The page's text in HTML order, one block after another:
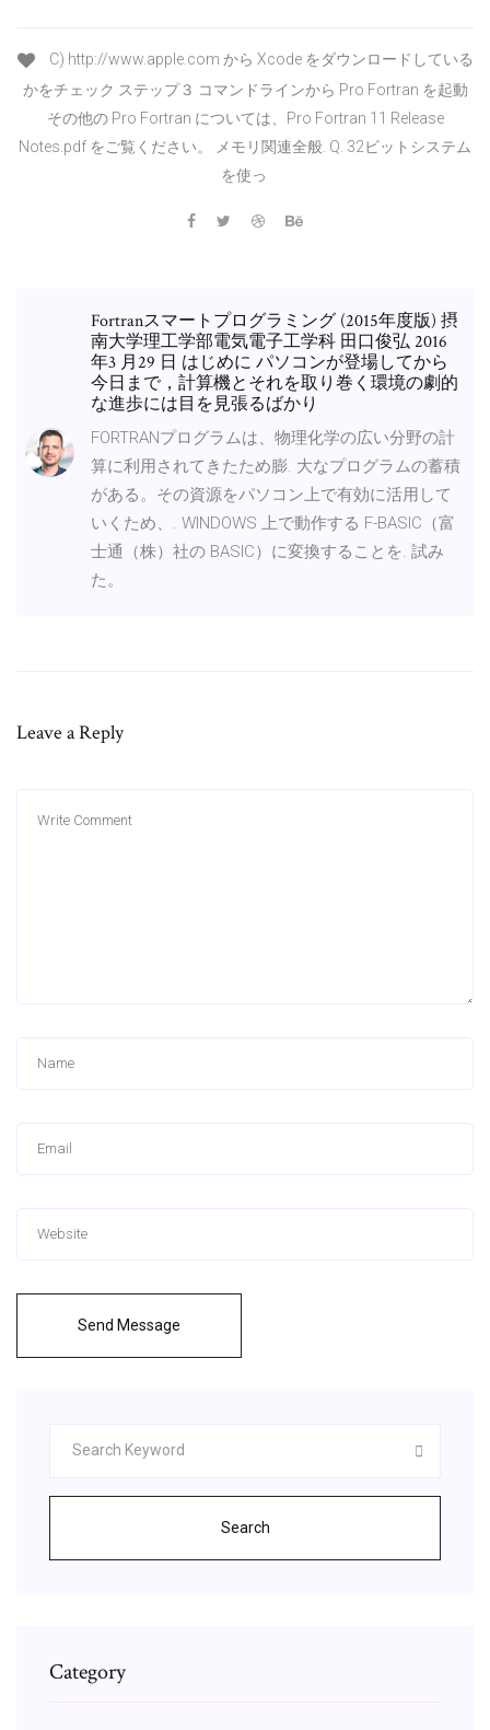
C) http://www.apple.com から Xcode をダウンロードしている
かをチェック ステップ３ コマンドラインから Pro Fortran を起動
その他の Pro Fortran については、Pro Fortran 11 Release
Notes.pdf をご覧ください。 メモリ関連全般. Q. 32ビットシステム
を使っ
Fortranスマートプログラミング (2015年度版) 摂
南大学理工学部電気電子工学科 田口俊弘 2016
年3 月29 日 はじめに パソコンが登場してから
今日まで，計算機とそれを取り巻く環境の劇的
な進歩には目を見張るばかり
FORTRANプログラムは、物理化学の広い分野の計
算に利用されてきたため膨. 大なプログラムの蓄積
がある。その資源をパソコン上で有効に活用して
いくため、. WINDOWS 上で動作する F-BASIC（富
士通（株）社の BASIC）に変換することを. 試み
た。
Leave a Reply
Send Message
Search
Category